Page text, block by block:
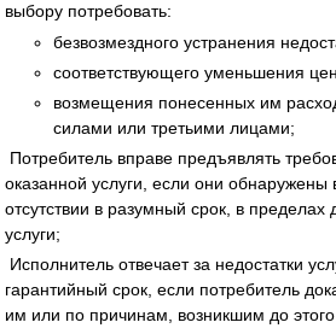
выбору потребовать:
безвозмездного устранения
соответствующего уменьшения
возмещения понесенных им
силами или третьими лицами;
Потребитель вправе предъявлять
оказанной услуги, если они обнаружены
отсутствии в разумный срок, в пределах
услуги;
Исполнитель отвечает за недостатки
гарантийный срок, если потребитель
им или по причинам, возникшим до